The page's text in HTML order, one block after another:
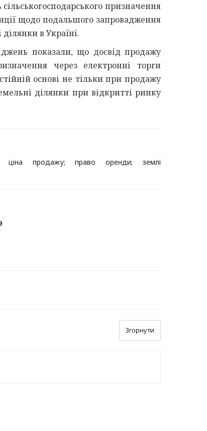
призначення
щодо подальшого запровадження
ділянки в Україні.
показали, що досвід продажу
через електронні торги
основі не тільки при продажу
ділянки при відкритті ринку
ціна продажу; право оренди; землі
Згорнути